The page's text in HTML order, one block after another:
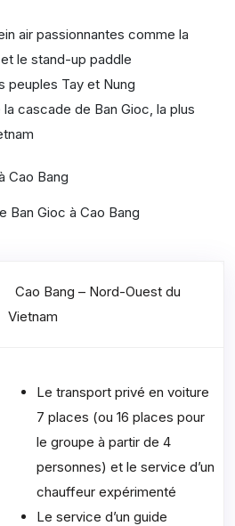
air passionnantes comme la
le stand-up paddle
peuples Tay et Nung
cascade de Ban Gioc, la plus
Ban Gioc à Cao Bang
Cao Bang – Nord-Ouest du
Vietnam
Le transport privé en voiture
7 places (ou 16 places pour
le groupe à partir de 4
personnes) et le service d’un
chauffeur expérimenté
Le service d’un guide